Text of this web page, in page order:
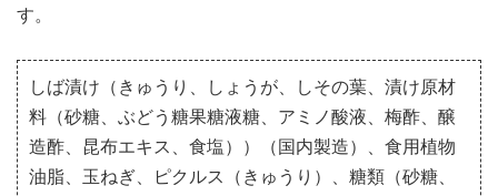
す。
しば漬け（きゅうり、しょうが、しその葉、漬け原材
料（砂糖、ぶどう糖果糖液糖、アミノ酸液、梅酢、醸
造酢、昆布エキス、食塩））（国内製造）、食用植物
油脂、玉ねぎ、ピクルス（きゅうり）、糖類（砂糖、